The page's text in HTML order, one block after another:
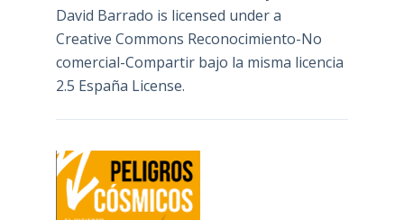
David Barrado is licensed under a
Creative Commons Reconocimiento-No
comercial-Compartir bajo la misma licencia
2.5 España License.